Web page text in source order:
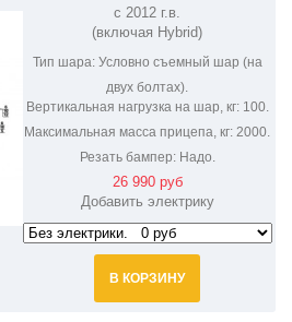
M-356
с 2012 г.в.
(включая Hybrid)
Тип шара:Условно съемный шар (на
двух болтах).
Вертикальная нагрузка на шар, кг:100.
Максимальная масса прицепа, кг: 2000.
Резать бампер:Надо.
26 990 руб
Добавить электрику
В КОРЗИНУ